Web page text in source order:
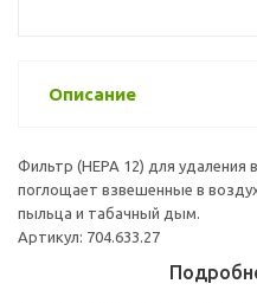
Описание
Фильтр (HEPA 12) для
поглощает взвешенные в
пыльца и табачный дым.
Артикул: 704.633.27